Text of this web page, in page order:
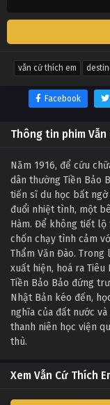
vẫn cứ thích em
Facebook
Thông tin phim Vẫn
Năm 1916, để cứu
dân thường Tiền Bảo
tiến sĩ du học bất ngờ
đuổi nhiệt tình, một
Hàm. Để không tiết lộ
chốn chạy tình cảm
Thẩm Văn Đào.
xuất hiện, hoá ra
Tiền Bảo Bảo đứng
Nhật Bản kéo đến,
nghĩa của đất nước
thanh niên học viện
thù.
Xem Vẫn Cứ Thích